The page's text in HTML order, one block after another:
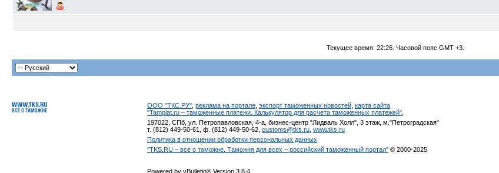
Текущее время: 22:26 . Часовой пояс GMT +3.
ООО "ТКС.РУ" реклама на портале экспорт таможенных новостей карта сайта
"Tamplat.ru – таможенные платежи. Калькулятор для расчета таможенных платежей"
197022, СПб, ул. Петропавловская, 4-а, бизнес-центр "Лидваль Холл", 3 этаж, м."Петроградская"
т. (812) 449-50-61, ф. (812) 449-50-62, customs@tks.ru www.tks.ru
Политика в отношении обработки персональных данных
"TKS.RU – все о таможне. Таможня для всех – российский таможенный портал" © 2000-2025
Powered by vBulletin® Version 3.8.4